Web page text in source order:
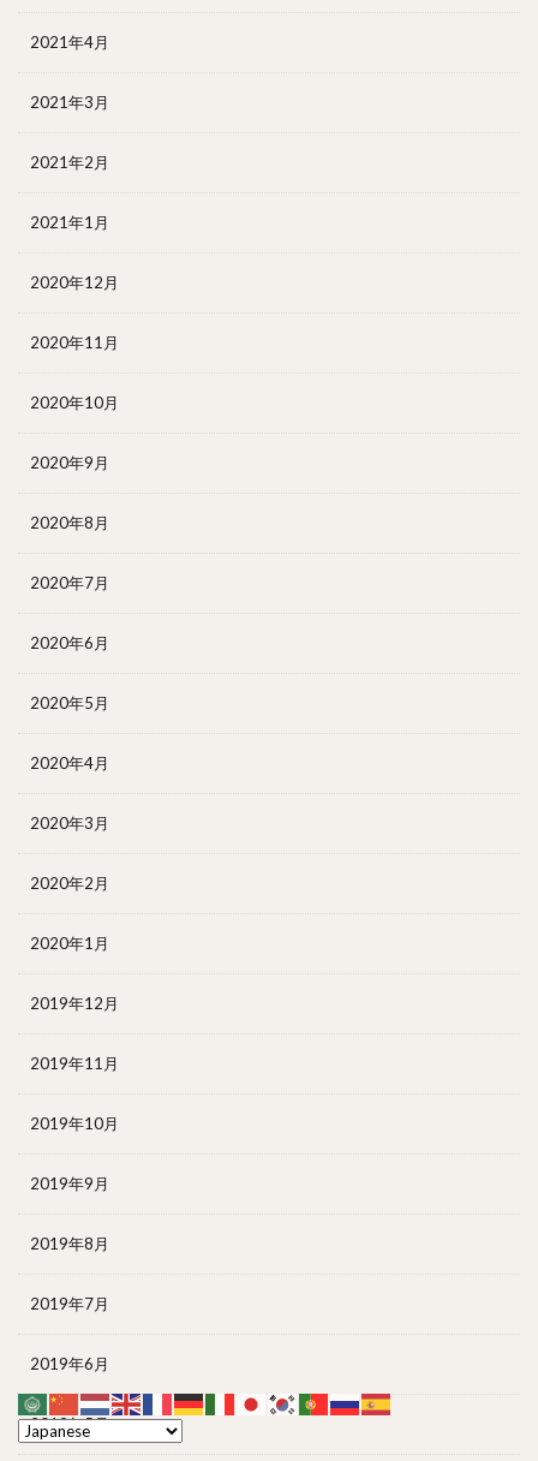
2021年4月
2021年3月
2021年2月
2021年1月
2020年12月
2020年11月
2020年10月
2020年9月
2020年8月
2020年7月
2020年6月
2020年5月
2020年4月
2020年3月
2020年2月
2020年1月
2019年12月
2019年11月
2019年10月
2019年9月
2019年8月
2019年7月
2019年6月
2019年5月